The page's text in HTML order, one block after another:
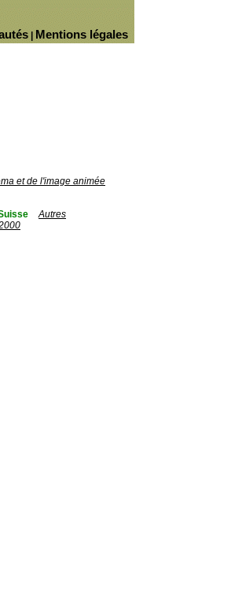
Mentions légales
et de l'image animée
Autres